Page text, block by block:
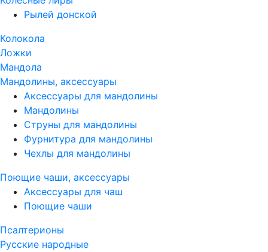
Рылей донской
Колокола
Ложки
Мандола
Мандолины, аксессуары
Аксессуары для мандолины
Мандолины
Струны для мандолины
Фурнитура для мандолины
Чехлы для мандолины
Поющие чаши, аксессуары
Аксессуары для чаш
Поющие чаши
Псалтерионы
Русские народные